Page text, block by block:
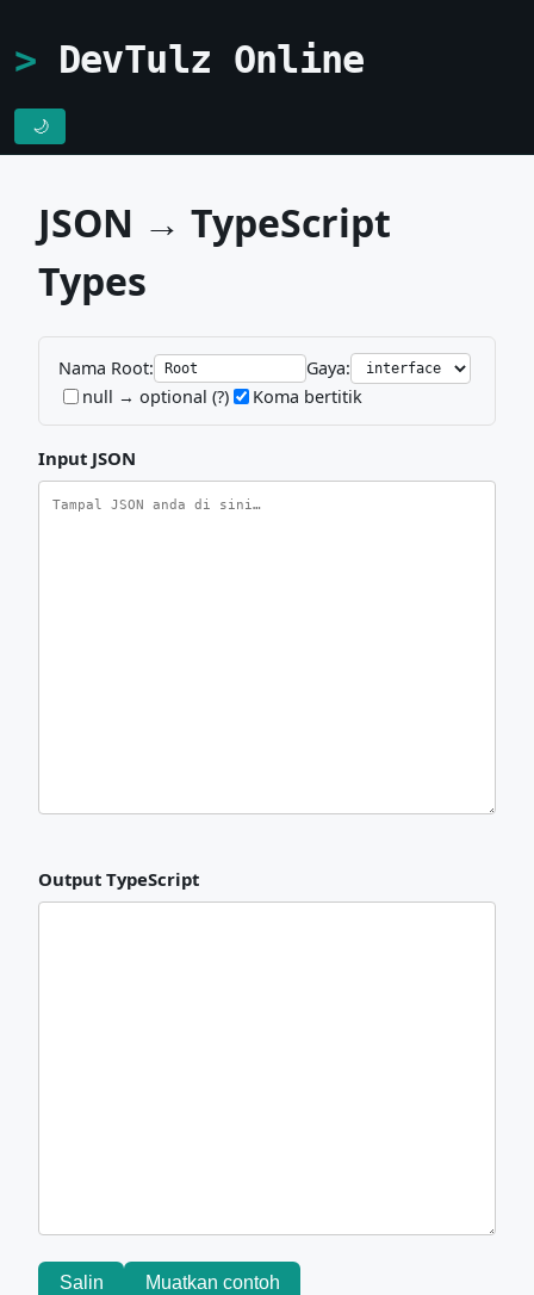
DevTulz Online
🌙
JSON → TypeScript
Types
Nama Root:
Gaya:
null → optional (?)
Koma bertitik
Input JSON
Output TypeScript
Salin Muatkan contoh